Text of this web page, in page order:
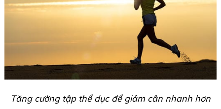
Tăng cường tập thể dục để giảm cân nhanh hơn